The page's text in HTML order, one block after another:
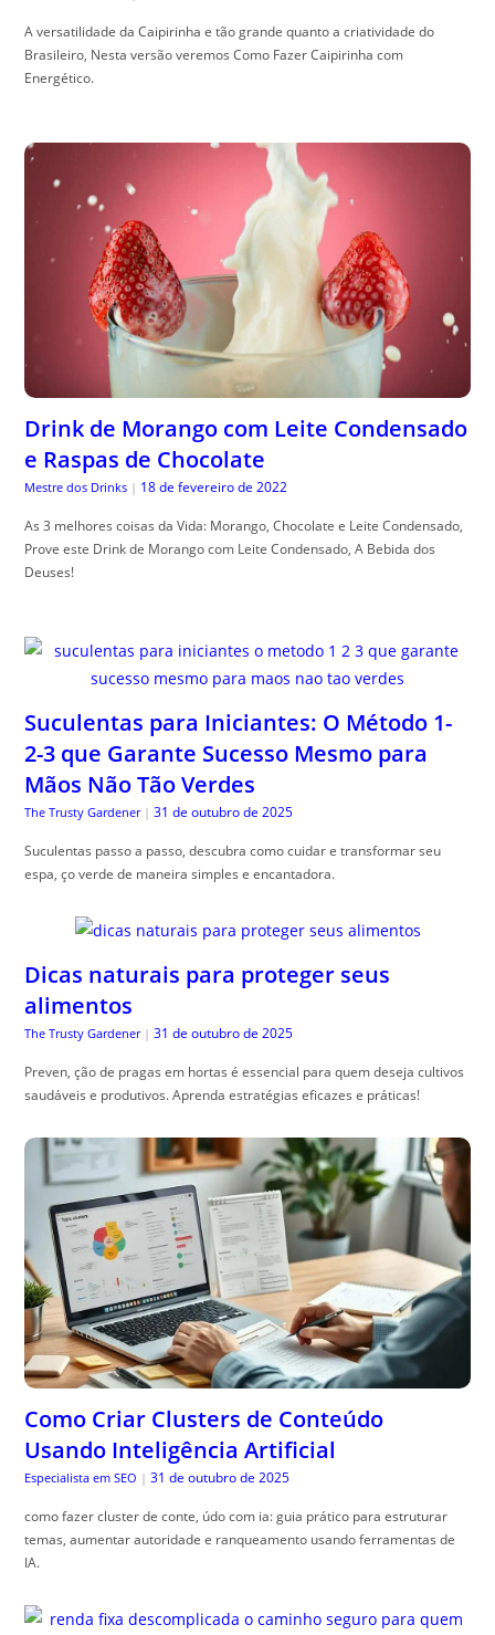
A versatilidade da Caipirinha e tão grande quanto a criatividade do
Brasileiro, Nesta versão veremos Como Fazer Caipirinha com
Energético.
Drink de Morango com Leite Condensado
e Raspas de Chocolate
Mestre dos Drinks | 18 de fevereiro de 2022
As 3 melhores coisas da Vida: Morango, Chocolate e Leite Condensado,
Prove este Drink de Morango com Leite Condensado, A Bebida dos
Deuses!
Suculentas para Iniciantes: O Método 1-
2-3 que Garante Sucesso Mesmo para
Mãos Não Tão Verdes
The Trusty Gardener | 31 de outubro de 2025
Suculentas passo a passo, descubra como cuidar e transformar seu
espa, ço verde de maneira simples e encantadora.
Dicas naturais para proteger seus
alimentos
The Trusty Gardener | 31 de outubro de 2025
Preven, ção de pragas em hortas é essencial para quem deseja cultivos
saudáveis e produtivos. Aprenda estratégias eficazes e práticas!
Como Criar Clusters de Conteúdo
Usando Inteligência Artificial
Especialista em SEO | 31 de outubro de 2025
como fazer cluster de conte, údo com ia: guia prático para estruturar
temas, aumentar autoridade e ranqueamento usando ferramentas de
IA.